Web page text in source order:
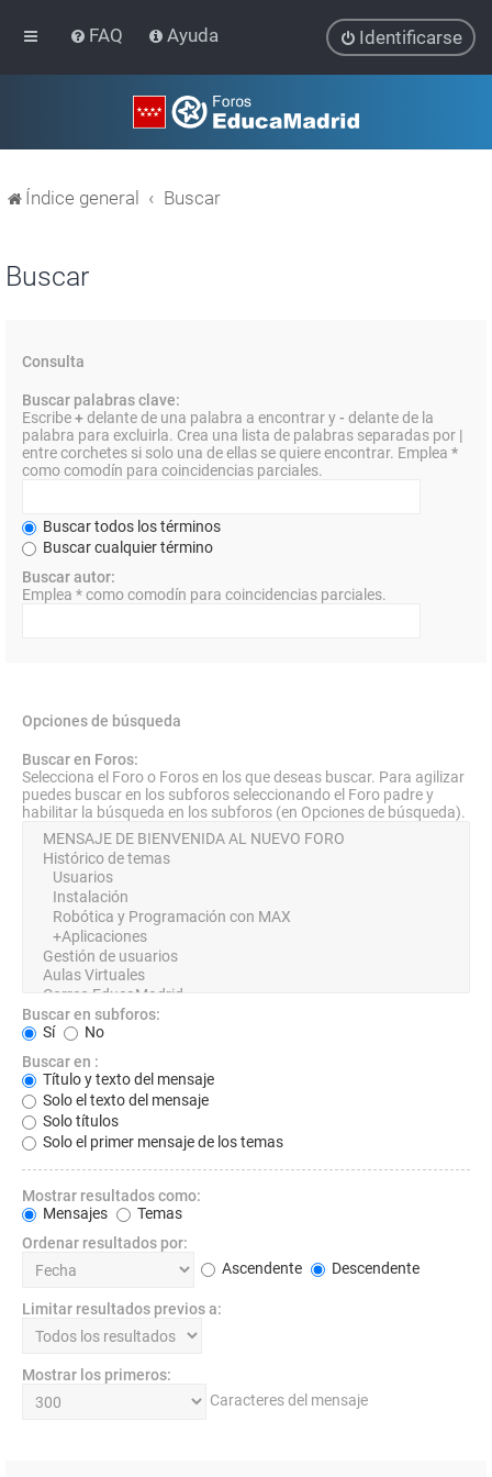
FAQ Ayuda Identificarse
Índice general Buscar
Buscar
Consulta
Buscar palabras clave:
Escribe+delante de una palabra a encontrar y- delante de la
palabra para excluirla. Crea una lista de palabras separadas por |
entre corchetes si solo una de ellas se quiere encontrar. Emplea *
como comodín para coincidencias parciales.
Buscar todos los términos
Buscar cualquier término
Buscar autor:
Emplea * como comodín para coincidencias parciales.
Opciones de búsqueda
Buscar en Foros:
Selecciona el Foro o Foros en los que deseas buscar. Para agilizar
puedes buscar en los subforos seleccionando el Foro padre y
habilitar la búsqueda en los subforos (en Opciones de búsqueda).
Buscar en subforos:
Sí
No
Buscar en :
Título y texto del mensaje
Solo el texto del mensaje
Solo títulos
Solo el primer mensaje de los temas
Mostrar resultados como:
Mensajes
Temas
Ordenar resultados por:
Ascendente
Descendente
Limitar resultados previos a:
Mostrar los primeros:
Caracteres del mensaje